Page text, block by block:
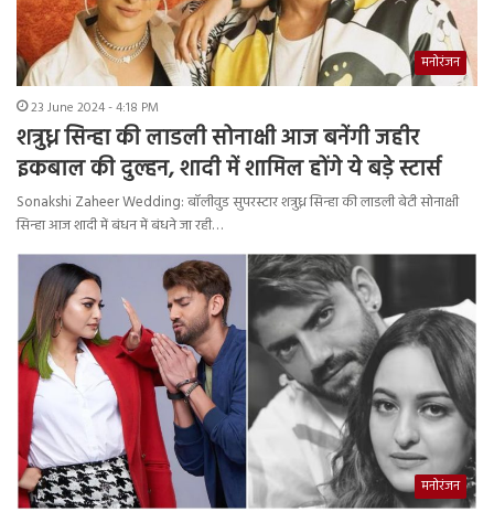
मनोरंजन
23 June 2024 - 4:18 PM
शत्रुध्न सिन्हा की लाडली सोनाक्षी आज बनेंगी जहीर
इकबाल की दुल्हन, शादी में शामिल होंगे ये बड़े स्टार्स
Sonakshi Zaheer Wedding: बॉलीवुड सुपरस्टार शत्रुध्न सिन्हा की लाडली बेटी सोनाक्षी
सिन्हा आज शादी में बंधन में बंधने जा रही…
मनोरंजन